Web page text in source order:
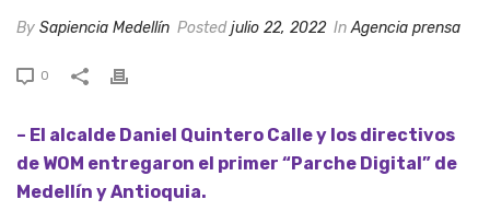
By Sapiencia Medellín Posted julio 22, 2022 InAgencia prensa
0
– El alcalde Daniel Quintero Calle y los directivos
de WOM entregaron el primer “Parche Digital” de
Medellín y Antioquia.